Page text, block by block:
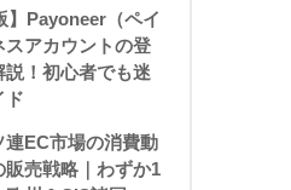
】Payoneer（ペイ
スアカウントの登
！初心者でも迷
ド
連EC市場の消費動
販売戦略｜わずか1